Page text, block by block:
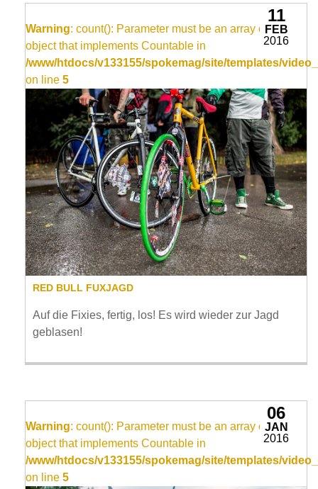
Warning: count(): Parameter must be an array or an
object that implements Countable in
/www/htdocs/v133155/spokemag/site/templates/
on line 5
RED BULL FUXJAGD
Auf die Fixies, fertig, los! Es wird wieder zur Jagd
geblasen!
11
FEB
2016
Warning: count(): Parameter must be an array or an
object that implements Countable in
/www/htdocs/v133155/spokemag/site/templates/
on line 5
06
JAN
2016